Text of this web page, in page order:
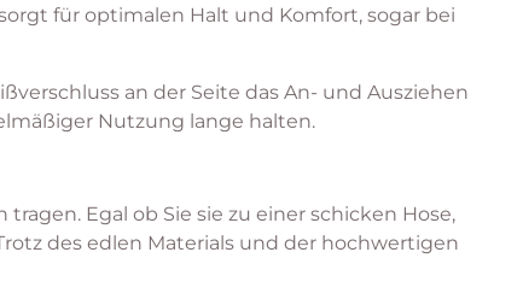
für optimalen Halt und Komfort, sogar bei
an der Seite das An- und Ausziehen
Nutzung lange halten.
Egal ob Sie sie zu einer schicken Hose,
des edlen Materials und der hochwertigen